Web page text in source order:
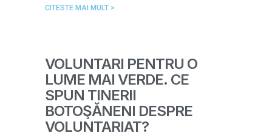
CITESTE MAI MULT >
VOLUNTARI PENTRU O
LUME MAI VERDE. CE
SPUN TINERII
BOTOŞĂNENI DESPRE
VOLUNTARIAT?